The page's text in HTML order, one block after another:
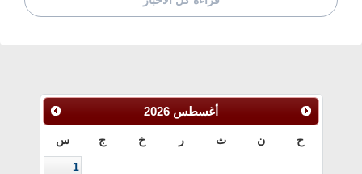
أغسطس 2026
ح ن ث ر خ ج س
1